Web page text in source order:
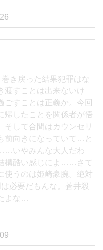
き戻った結果犯罪はな
渡すことは出来ないけ
ごすことは正義か。今回
帰したことを関係者が悟
そして合間はカウンセリ
前向きになっていて…と
いやみんな大人だわ
構酷い感じによ……さて
使うのは姫崎豪腕。絶対
必要だもんな。蒼井殺
よな…